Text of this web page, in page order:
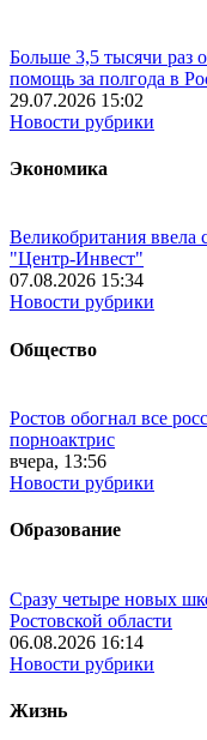
Больше 3,5 тысячи раз
помощь за полгода в
29.07.2026 15:02
Новости рубрики
Экономика
Великобритания ввела
"Центр-Инвест"
07.08.2026 15:34
Новости рубрики
Общество
Ростов обогнал все
порноактрис
вчера, 13:56
Новости рубрики
Образование
Сразу четыре новых
Ростовской области
06.08.2026 16:14
Новости рубрики
Жизнь